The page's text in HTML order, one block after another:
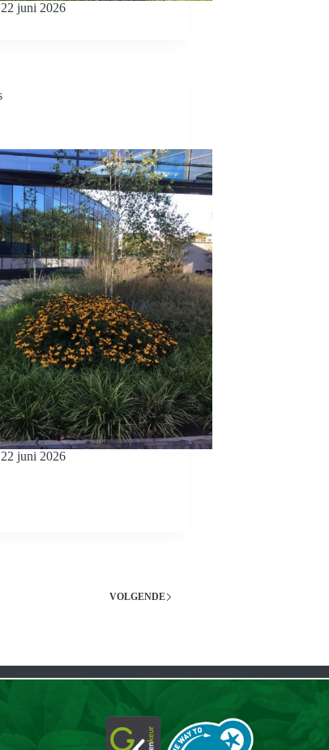
22 juni 2026
22 juni 2026
VOLGENDE